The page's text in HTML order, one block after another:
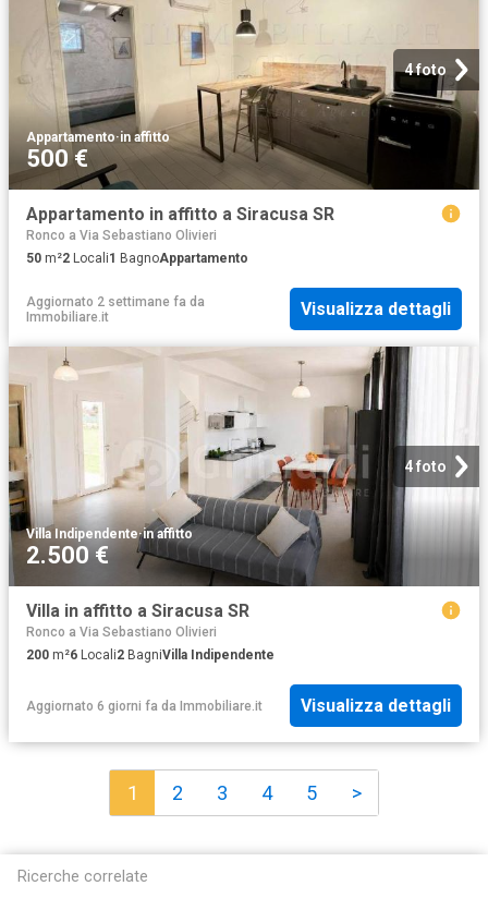
4 foto
Appartamento·in affitto
500 €
Appartamento in affitto a Siracusa SR
Ronco a Via Sebastiano Olivieri
50 m²2 Locali1 BagnoAppartamento
Aggiornato 2 settimane fa da
Immobiliare.it
Visualizza dettagli
4 foto
Villa Indipendente·in affitto
2.500 €
Villa in affitto a Siracusa SR
Ronco a Via Sebastiano Olivieri
200 m²6 Locali2 BagniVilla Indipendente
Aggiornato 6 giorni fa da Immobiliare.it Visualizza dettagli
1 2 3 4 5 >
Ricerche correlate